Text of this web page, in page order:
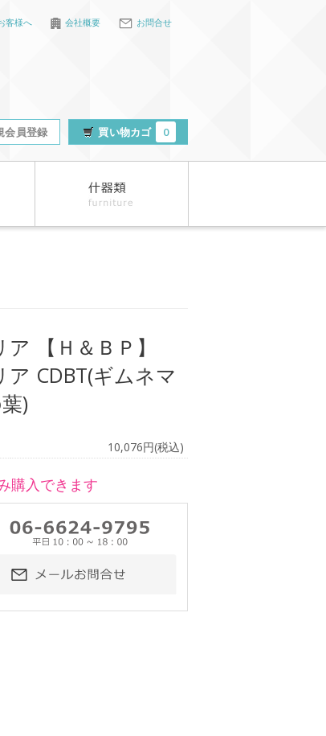
客様へ 会社概要 お問合せ
会員登録 買い物カゴ 0
ア 【Ｈ＆ＢＰ】
ア CDBT(ギムネマ
)
10,076円(税込)
購入できます